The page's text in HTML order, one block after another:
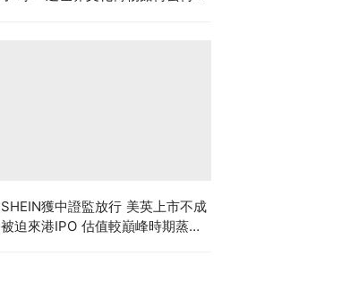
SHEIN獲中證監放行 美英上市不成
被迫來港IPO 估值較巔峰時期蒸發